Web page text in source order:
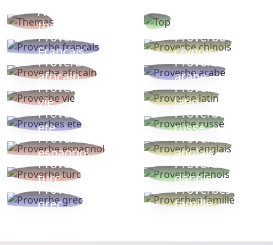
Autres
thèmes
Proverbe
Français
Proverbe
chinois
Proverbe
africain
Proverbe
arabe
Proverbe
vie
Proverbe
latin
Proverbes
ete
Proverbe
russe
Proverbe
espagnol
Proverbe
anglais
Proverbe
turc
Proverbe
danois
Proverbe
grec
Proverbes
famille